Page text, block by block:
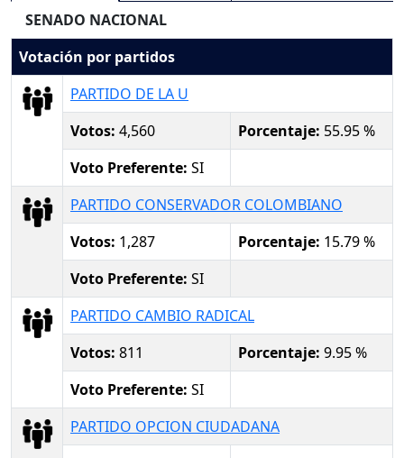
SENADO NACIONAL
Votación por partidos
PARTIDO DE LA U
Votos: 4,560 Porcentaje: 55.95 %
Voto Preferente: SI
PARTIDO CONSERVADOR COLOMBIANO
Votos: 1,287 Porcentaje: 15.79 %
Voto Preferente: SI
PARTIDO CAMBIO RADICAL
Votos: 811 Porcentaje: 9.95 %
Voto Preferente: SI
PARTIDO OPCION CIUDADANA